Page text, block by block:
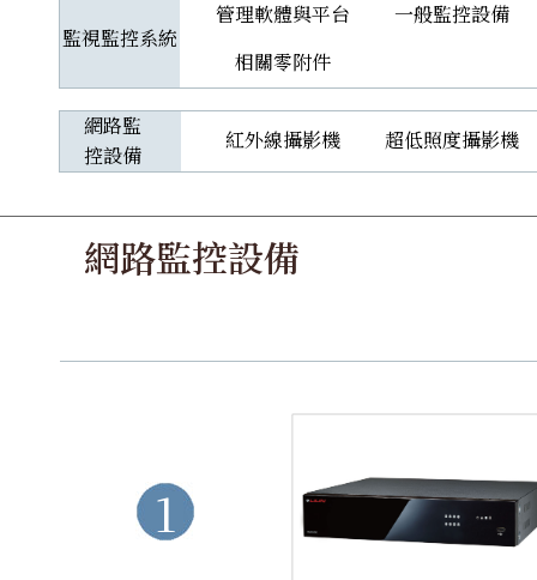
監視監控系統
管理軟體與平台
一般監控設備
相關零附件
網路監
控設備
紅外線攝影機 超低照度攝影機
網路監控設備
1